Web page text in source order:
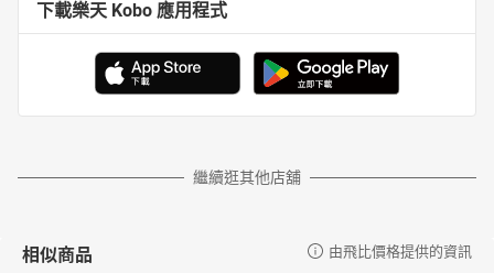
下載樂天 Kobo 應用程式
繼續逛其他店舖
相似商品 由飛比價格提供的資訊